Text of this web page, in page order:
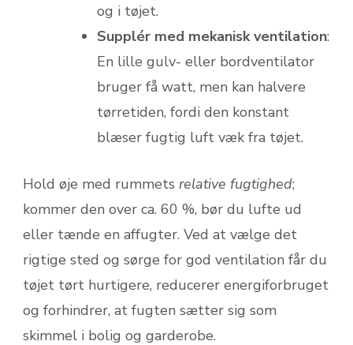
og i tøjet.
Supplér med mekanisk ventilation:
En lille gulv- eller bordventilator
bruger få watt, men kan halvere
tørretiden, fordi den konstant
blæser fugtig luft væk fra tøjet.
Hold øje med rummets relative fugtighed;
kommer den over ca. 60 %, bør du lufte ud
eller tænde en affugter. Ved at vælge det
rigtige sted og sørge for god ventilation får du
tøjet tørt hurtigere, reducerer energiforbruget
og forhindrer, at fugten sætter sig som
skimmel i bolig og garderobe.